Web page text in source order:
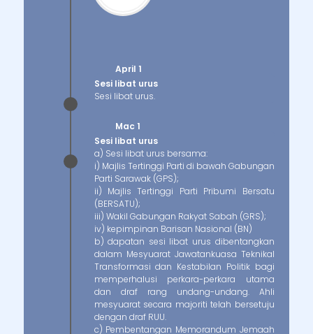
April 1
Sesi libat urus
Sesi libat urus.
Mac 1
Sesi libat urus
a) Sesi libat urus bersama:
i) Majlis Tertinggi Parti di bawah Gabungan
Parti Sarawak (GPS);
ii) Majlis Tertinggi Parti Pribumi Bersatu
(BERSATU);
iii) Wakil Gabungan Rakyat Sabah (GRS);
iv) kepimpinan Barisan Nasional (BN)
b) dapatan sesi libat urus dibentangkan
dalam Mesyuarat Jawatankuasa Teknikal
Transformasi dan Kestabilan Politik bagi
memperhalusi perkara-perkara utama
dan draf rang undang-undang. Ahli
mesyuarat secara majoriti telah bersetuju
dengan draf RUU.
c) Pembentangan Memorandum Jemaah